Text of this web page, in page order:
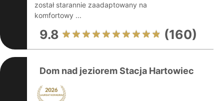
został starannie zaadaptowany na
komfortowy ...
9.8 (160)
Dom nad jeziorem Stacja Hartowiec